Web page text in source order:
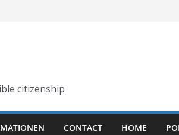
citizenship
CONTACT HOME